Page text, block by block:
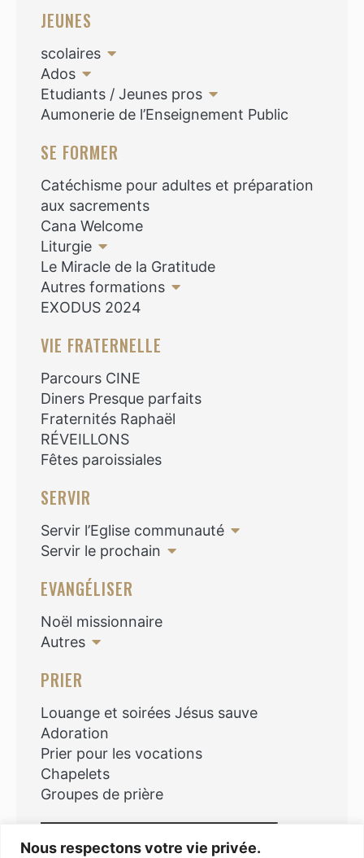
Nous respectons votre vie privée.
JEUNES
scolaires
Ados
Etudiants / Jeunes pros
Aumonerie de l’Enseignement Public
SE FORMER
Catéchisme pour adultes et préparation
aux sacrements
Cana Welcome
Liturgie
Le Miracle de la Gratitude
Autres formations
EXODUS 2024
VIE FRATERNELLE
Parcours CINE
Diners Presque parfaits
Fraternités Raphaël
RÉVEILLONS
Fêtes paroissiales
SERVIR
Servir l’Eglise communauté
Servir le prochain
EVANGÉLISER
Noël missionnaire
Autres
PRIER
Louange et soirées Jésus sauve
Adoration
Prier pour les vocations
Chapelets
Groupes de prière